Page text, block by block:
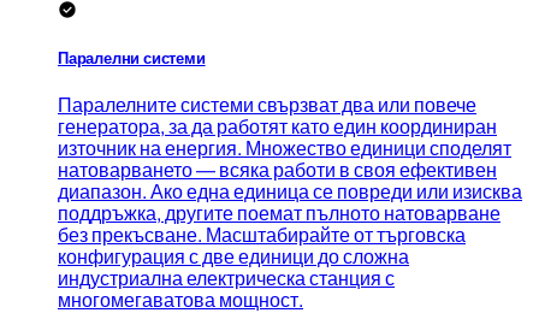
Паралелни системи
Паралелните системи свързват два или повече
генератора, за да работят като един координиран
източник на енергия. Множество единици споделят
натоварването — всяка работи в своя ефективен
диапазон. Ако една единица се повреди или изисква
поддръжка, другите поемат пълното натоварване
без прекъсване. Масштабирайте от търговска
конфигурация с две единици до сложна
индустриална електрическа станция с
многомегаватова мощност.